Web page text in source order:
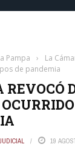
Pampa ›
La
de pandemia
19